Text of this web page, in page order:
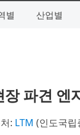
별 산업별
파견 엔
: LTM (인도국